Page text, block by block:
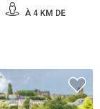
À 4 KM DE